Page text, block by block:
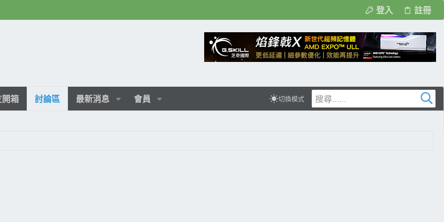
登入 註冊
箱 討論區 最新消息 會員 切換模式